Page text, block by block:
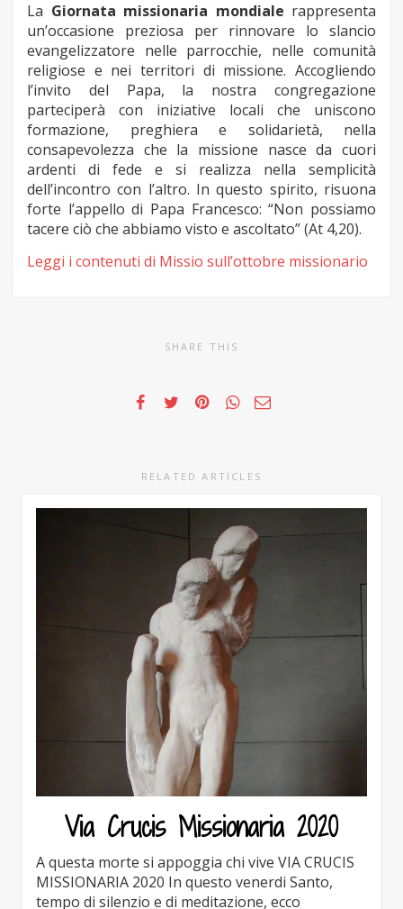
La Giornata missionaria mondiale rappresenta
un’occasione preziosa per rinnovare lo slancio
evangelizzatore nelle parrocchie, nelle comunità
religiose e nei territori di missione. Accogliendo
l’invito del Papa, la nostra congregazione
parteciperà con iniziative locali che uniscono
formazione, preghiera e solidarietà, nella
consapevolezza che la missione nasce da cuori
ardenti di fede e si realizza nella semplicità
dell’incontro con l’altro. In questo spirito, risuona
forte l’appello di Papa Francesco: “Non possiamo
tacere ciò che abbiamo visto e ascoltato” (At 4,20).
Leggi i contenuti di Missio sull’ottobre missionario
SHARE THIS
RELATED ARTICLES
Via Crucis Missionaria 2020
A questa morte si appoggia chi vive VIA CRUCIS
MISSIONARIA 2020 In questo venerdi Santo,
tempo di silenzio e di meditazione, ecco